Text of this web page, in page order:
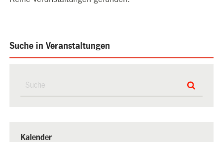
Suche in Veranstaltungen
Kalender